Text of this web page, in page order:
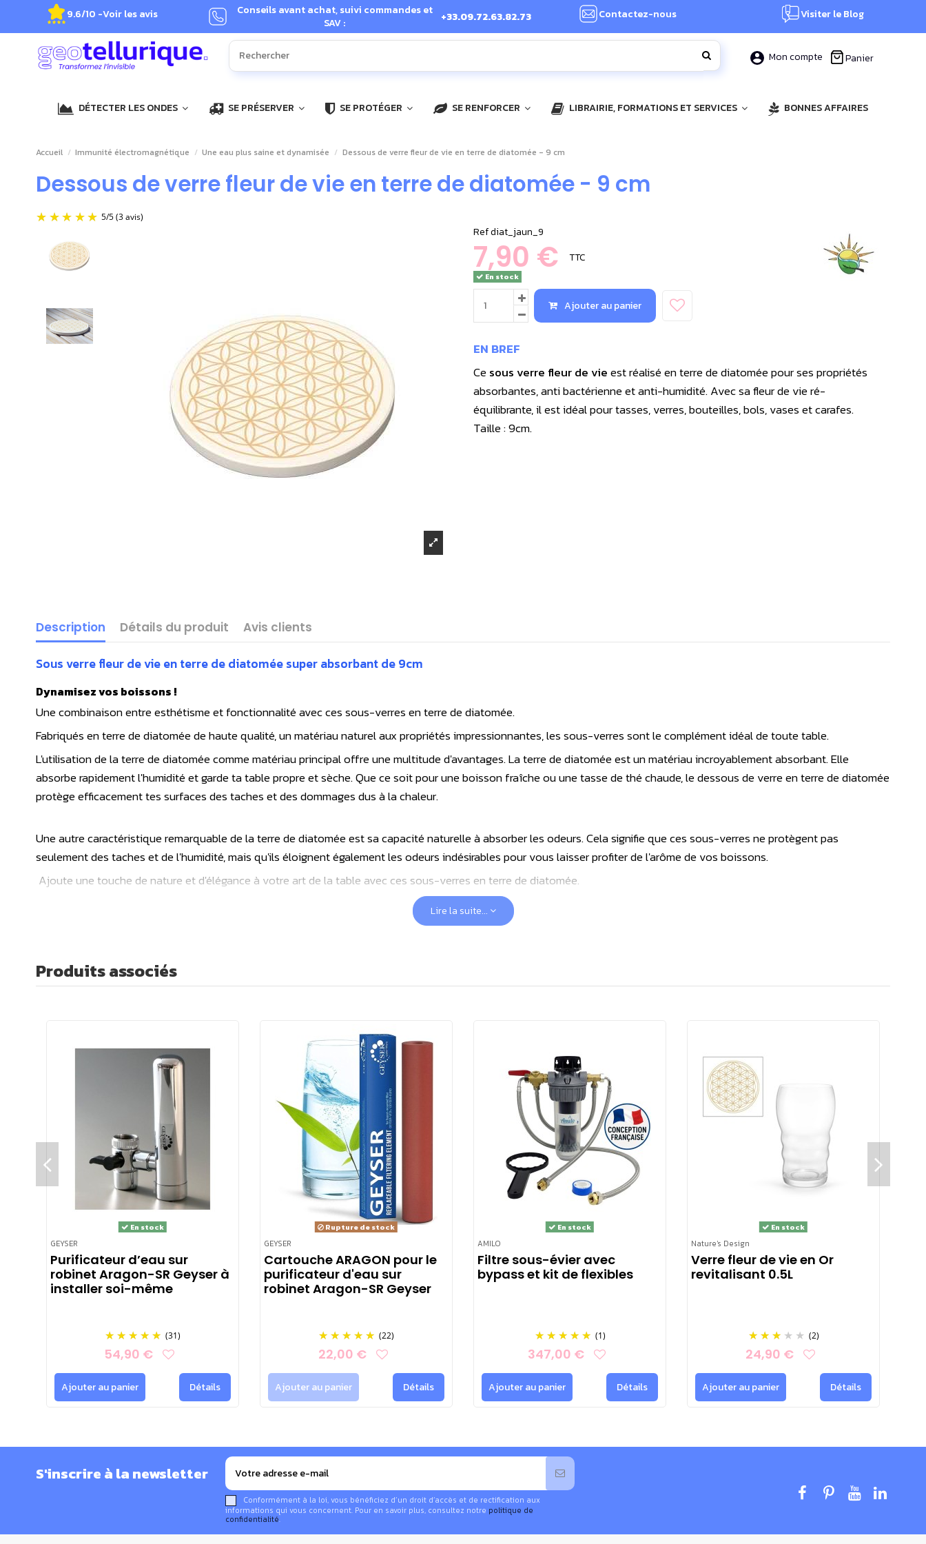
9.6/10 -Voir les avis
Conseils avant achat, suivi commandes et
SAV :
+33.09.72.63.82.73 Contactez-nous Visiter le Blog
Mon compte Panier
DÉTECTER LES ONDES SE PRÉSERVER SE PROTÉGER SE RENFORCER LIBRAIRIE, FORMATIONS ET SERVICES BONNES AFFAIRES
Accueil Immunité électromagnétique Une eau plus saine et dynamisée Dessous de verre fleur de vie en terre de diatomée - 9 cm
Dessous de verre fleur de vie en terre de diatomée - 9 cm
Refdiat_jaun_9
7,90 € TTC
En stock
Ajouter au panier
EN BREF
Cesous verre fleur de vieest réalisé en terre de diatomée pour ses propriétés
absorbantes, anti bactérienne et anti-humidité. Avec sa fleur de vie ré-
équilibrante, il est idéal pour tasses, verres, bouteilles, bols, vases et carafes.
Taille : 9cm.
Description Détails du produit Avis clients
Sous verre fleur de vie en terre de diatomée super absorbant de 9cm
Dynamisez vos boissons !
Une combinaison entre esthétisme et fonctionnalité avec ces sous-verres en terre de diatomée.
Fabriqués en terre de diatomée de haute qualité, un matériau naturel aux propriétés impressionnantes, les sous-verres sont le complément idéal de toute table.
L'utilisation de la terre de diatomée comme matériau principal offre une multitude d'avantages. La terre de diatomée est un matériau incroyablement absorbant. Elle
absorbe rapidement l'humidité et garde ta table propre et sèche. Que ce soit pour une boisson fraîche ou une tasse de thé chaude, le dessous de verre en terre de diatomée
protège efficacement tes surfaces des taches et des dommages dus à la chaleur.
Une autre caractéristique remarquable de la terre de diatomée est sa capacité naturelle à absorber les odeurs. Cela signifie que ces sous-verres ne protègent pas
seulement des taches et de l'humidité, mais qu'ils éloignent également les odeurs indésirables pour vous laisser profiter de l'arôme de vos boissons.
Ajoute une touche de nature et d'élégance à votre art de la table avec ces sous-verres en terre de diatomée.
Bénéficiez des atouts de ce matériau exceptionnel alliés à une élégance intemporelle, légers et doux au toucher, avec sa protection en liège sous sa base.
: Si vous utilisez un verre lavé au lave-vaisselle, assurez-vous de son rinçage complet : il ne doit pas y avoir de petites bulles en surface lorsque vous versez votre
Taille: 90 mm de diamètre
Lire la suite...
Produits associés
GEYSER
En stock
Purificateur d’eau sur
robinet Aragon-SR Geyser à
installer soi-même
(31)
54,90 €
Ajouter au panier Détails
GEYSER
Rupture de stock
Cartouche ARAGON pour le
purificateur d'eau sur
robinet Aragon-SR Geyser
(22)
22,00 €
Ajouter au panier Détails
AMILO
En stock
Filtre sous-évier avec
bypass et kit de flexibles
(1)
347,00 €
Ajouter au panier Détails
Nature's Design
En stock
Verre fleur de vie en Or
revitalisant 0.5L
(2)
24,90 €
Ajouter au panier Détails
S'inscrire à la newsletter
Conformément à la loi, vous bénéficiez d’un droit d’accès et de rectification aux
informations qui vous concernent. Pour en savoir plus, consultez notre politique de
confidentialité.